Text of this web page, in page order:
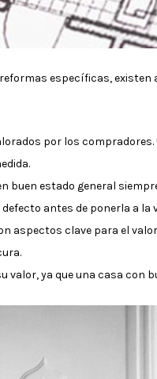
específicas,
por los
buen estado general
antes de ponerla a la
aspectos clave para el
valor, ya que una casa